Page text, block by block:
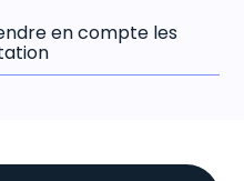
en compte les